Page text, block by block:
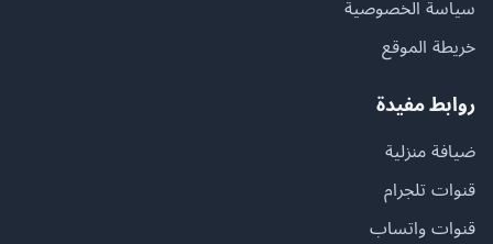
سياسة الخصوصية
خريطة الموقع
روابط مفيدة
ضيافة منزلية
قنوات تلجرام
قنوات واتساب